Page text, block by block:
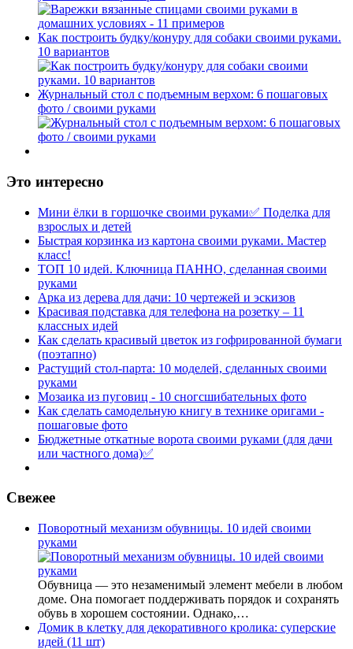
Как построить будку/конуру для собаки своими руками.
10 вариантов
Журнальный стол с подъемным верхом: 6 пошаговых
фото / своими руками
Это интересно
Мини ёлки в горшочке своими руками✅ Поделка для
взрослых и детей
Быстрая корзинка из картона своими руками. Мастер
класс!
ТОП 10 идей. Ключница ПАННО, сделанная своими
руками
Арка из дерева для дачи: 10 чертежей и эскизов
Красивая подставка для телефона на розетку – 11
классных идей
Как сделать красивый цветок из гофрированной бумаги
(поэтапно)
Растущий стол-парта: 10 моделей, сделанных своими
руками
Мозаика из пуговиц - 10 сногсшибательных фото
Как сделать самодельную книгу в технике оригами -
пошаговые фото
Бюджетные откатные ворота своими руками (для дачи
или частного дома)✅
Свежее
Поворотный механизм обувницы. 10 идей своими
руками
Обувница — это незаменимый элемент мебели в любом
доме. Она помогает поддерживать порядок и сохранять
обувь в хорошем состоянии. Однако,…
Домик в клетку для декоративного кролика: суперские
идей (11 шт)